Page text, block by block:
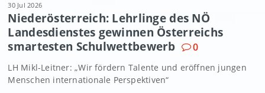
30 Jul 2026
Niederösterreich: Lehrlinge des NÖ
Landesdienstes gewinnen Österreichs
smartesten Schulwettbewerb
0
LH Mikl-Leitner: „Wir fördern Talente und eröffnen jungen
Menschen internationale Perspektiven“